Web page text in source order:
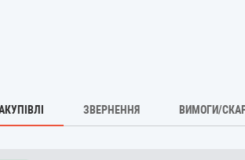
ЗВЕРНЕННЯ ВИМОГИ/